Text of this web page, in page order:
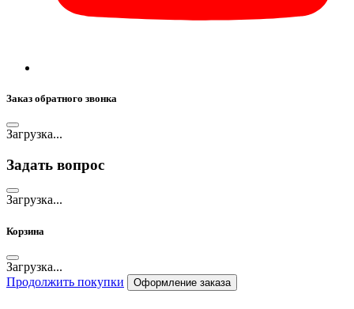
Заказ обратного звонка
Загрузка...
Задать вопрос
Загрузка...
Корзина
Загрузка...
Продолжить покупки
Оформление заказа